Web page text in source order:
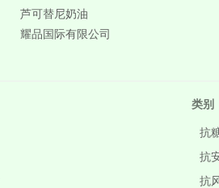
芦可替尼奶油
耀品国际有限公司
类别
抗
抗
抗